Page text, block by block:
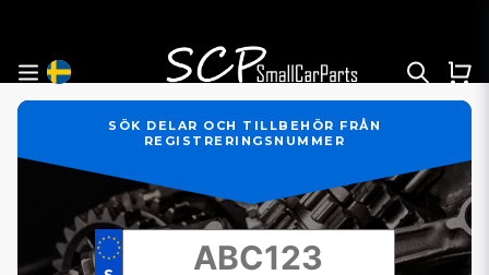
SÖK DELAR OCH TILLBEHÖR FRÅN
REGISTRERINGSNUMMER